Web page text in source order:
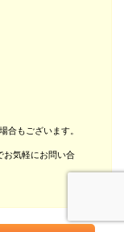
合もございます。
お気軽にお問い合